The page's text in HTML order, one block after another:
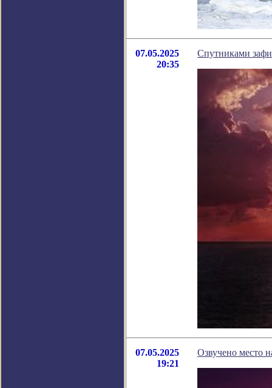
07.05.2025
20:35
Спутниками
07.05.2025
19:21
Озвучено место